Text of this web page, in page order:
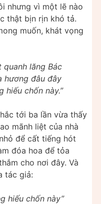
nhưng vì một lẽ nào
thật bịn rịn khó tả.
muốn, khát vọng
quanh lăng Bác
hương đâu đây
hiếu chốn này.”
tới ba lần vừa thấy
mãnh liệt của nhà
để cất tiếng hót
đóa hoa để tỏa
cho nơi đây. Và
tác giả:
hiếu chốn này”